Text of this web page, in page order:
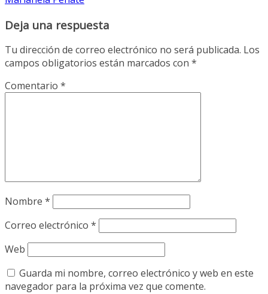
Deja una respuesta
Tu dirección de correo electrónico no será publicada. Los
campos obligatorios están marcados con *
Comentario *
Nombre *
Correo electrónico *
Web
Guarda mi nombre, correo electrónico y web en este
navegador para la próxima vez que comente.